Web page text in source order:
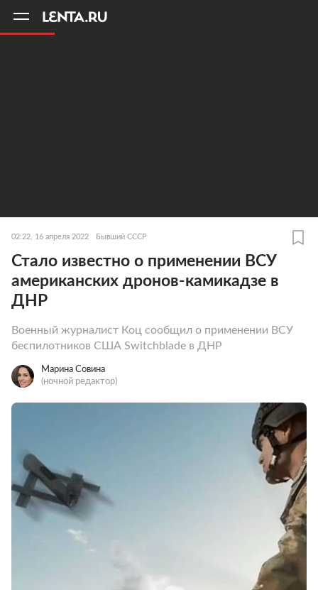
02:22, 16 апреля 2022 Бывший СССР
Стало известно о применении ВСУ
американских дронов-камикадзе в
ДНР
Военный журналист Коц сообщил о применении ВСУ
беспилотников США Switchblade в ДНР
Марина Совина
(ночной редактор)